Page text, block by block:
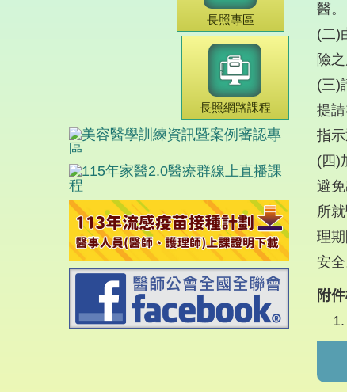
長照專區
長照網路課程
醫。
(二)
險
(三)
提
指
(四)
避
所
理
安全
附